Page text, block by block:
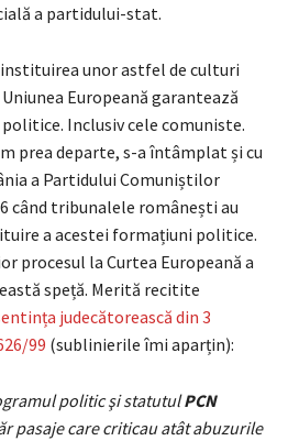
a partidului-stat.
unor astfel de culturi
Europeană garantează
Inclusiv cele comuniste.
prea departe, s-a întâmplat și cu
a Partidului Comuniștilor
când tribunalele românești au
a acestei formațiuni politice.
procesul la Curtea Europeană a
speță. Merită recitite
judecătorească din 3
99 (sublinierile îmi aparțin):
politic şi statutulPCN
pasaje care criticau atât abuzurile